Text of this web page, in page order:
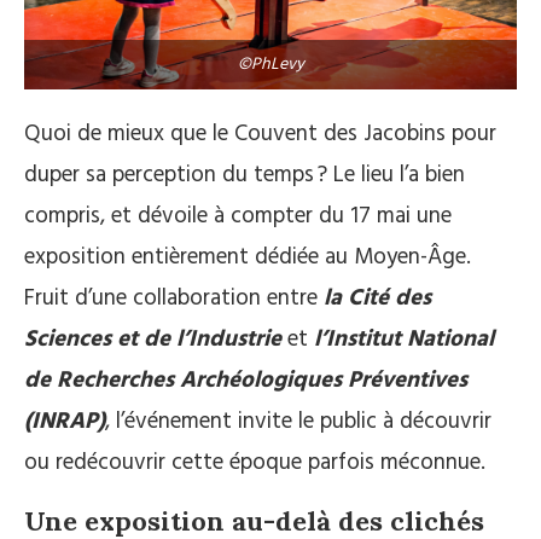
©PhLevy
Quoi de mieux que le Couvent des Jacobins pour
duper sa perception du temps ? Le lieu l’a bien
compris, et dévoile à compter du 17 mai une
exposition entièrement dédiée au Moyen-Âge.
Fruit d’une collaboration entre la Cité des
Sciences et de l’Industrieet l’Institut National
de Recherches Archéologiques Préventives
(INRAP), l’événement invite le public à découvrir
ou redécouvrir cette époque parfois méconnue.
Une exposition au-delà des clichés